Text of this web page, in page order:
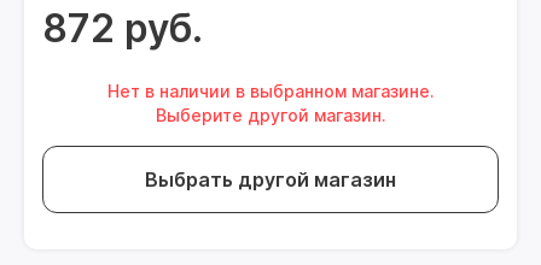
872 руб.
Нет в наличии в выбранном магазине.
Выберите другой магазин.
Выбрать другой магазин